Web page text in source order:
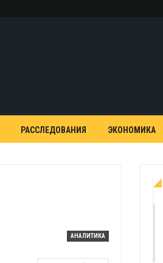
РАССЛЕДОВАНИЯ ЭКОНОМИКА
АНАЛИТИКА